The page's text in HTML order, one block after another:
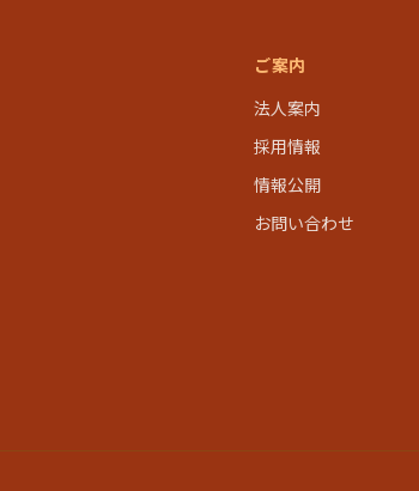
ご案内
法人案内
採用情報
情報公開
お問い合わせ